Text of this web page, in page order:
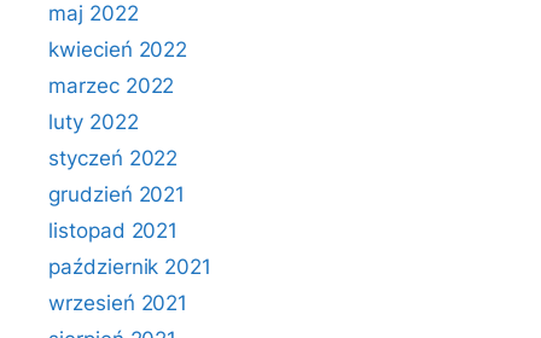
maj 2022
kwiecień 2022
marzec 2022
luty 2022
styczeń 2022
grudzień 2021
listopad 2021
październik 2021
wrzesień 2021